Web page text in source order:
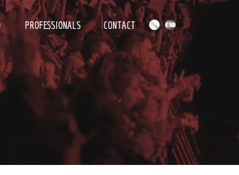
PROFESSIONALS CONTACT